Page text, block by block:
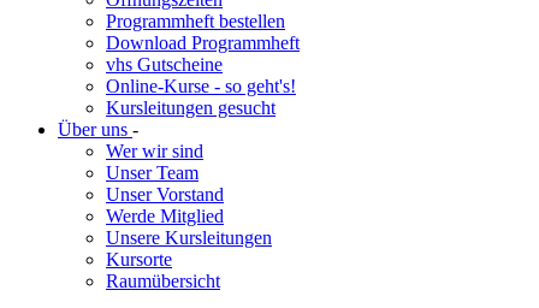
Programmheft bestellen
Download Programmheft
vhs Gutscheine
Online-Kurse - so geht's!
Kursleitungen gesucht
Über uns -
Wer wir sind
Unser Team
Unser Vorstand
Werde Mitglied
Unsere Kursleitungen
Kursorte
Raumübersicht